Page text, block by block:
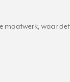
maatwerk, waar